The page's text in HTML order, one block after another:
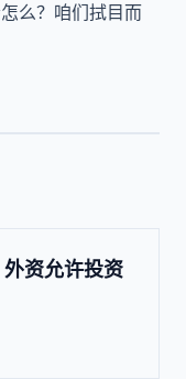
么？咱们拭目而
资允许投资